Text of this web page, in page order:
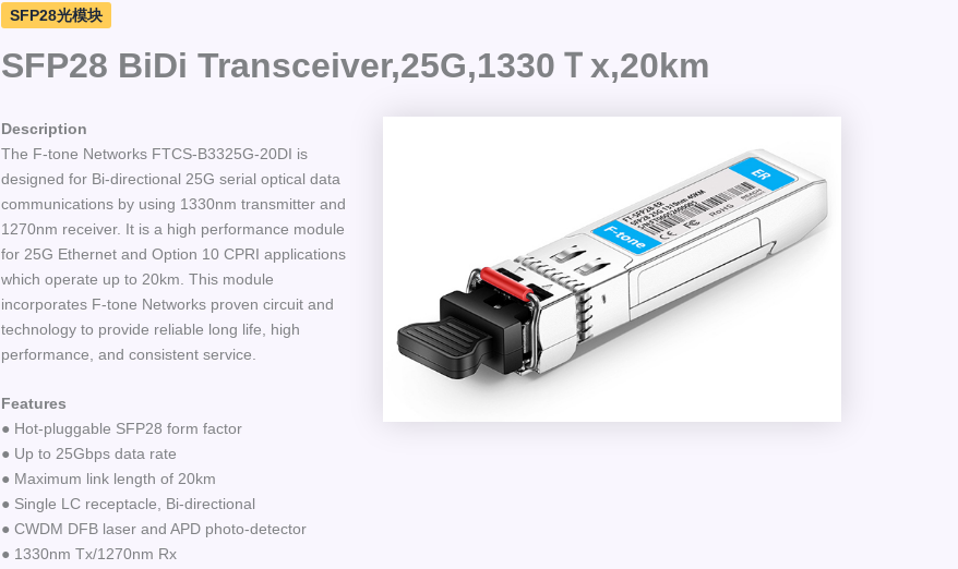
SFP28光模块
SFP28 BiDi Transceiver,25G,1330Ｔx,20km
Description
The F-tone Networks FTCS-B3325G-20DI is
designed for Bi-directional 25G serial optical data
communications by using 1330nm transmitter and
1270nm receiver. It is a high performance module
for 25G Ethernet and Option 10 CPRI applications
which operate up to 20km. This module
incorporates F-tone Networks proven circuit and
technology to provide reliable long life, high
performance, and consistent service.
Features
● Hot-pluggable SFP28 form factor
● Up to 25Gbps data rate
● Maximum link length of 20km
● Single LC receptacle, Bi-directional
● CWDM DFB laser and APD photo-detector
● 1330nm Tx/1270nm Rx